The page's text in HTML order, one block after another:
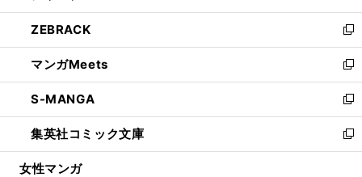
開
く
ウ
で
開
く
ン
ド
ウ
で
開
く
ウ
ィ
ン
ド
ウ
で
開
く
し
い
ウ
ィ
ン
ド
ウ
で
開
ZEBRACK
新
し
い
ウ
ィ
ン
ド
ウ
マンガMeets
新
し
い
ウ
ィ
ン
S-MANGA
新
し
い
ウ
集英社コミック文庫
新
し
女性マンガ